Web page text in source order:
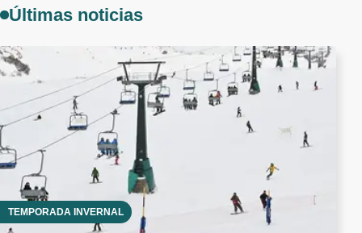
Últimas noticias
TEMPORADA INVERNAL